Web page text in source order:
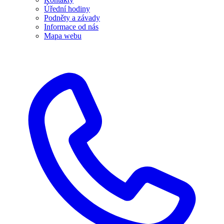
Úřední hodiny
Podněty a závady
Informace od nás
Mapa webu